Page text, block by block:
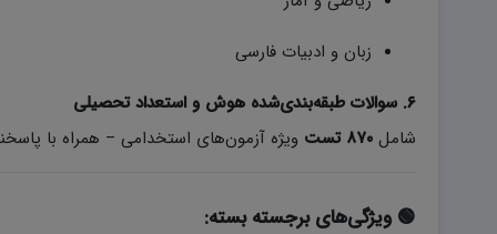
زبان و ادبیات فارسی
۶. سوالات طبقه‌بندی‌شده هوش و استعداد تحصیلی
شامل۸۷۰ تست ویژه آزمون‌های استخدامی – همراه با
🟢ویژگی‌های برجسته بسته: